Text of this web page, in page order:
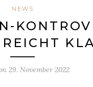
NEWS
29. November 2022